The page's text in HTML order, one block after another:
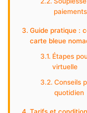
paiements
Guide pratique :
carte bleue
Étapes
virtuelle
Conseils
quotidien